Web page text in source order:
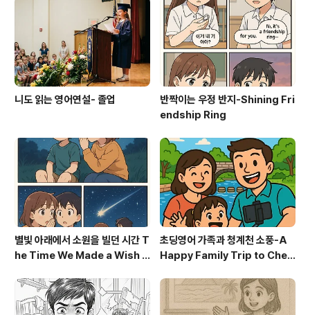
니도 읽는 영어연설- 졸업
반짝이는 우정 반지-Shining Fri
endship Ring
별빛 아래에서 소원을 빌던 시간 T
he Time We Made a Wish U
초딩영어 가족과 청계천 소풍-A
Happy Family Trip to Cheo